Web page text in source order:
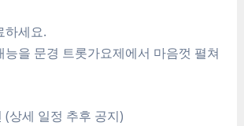
하세요.
능을 문경 트롯가요제에서 마음껏 펼쳐
(상세 일정 추후 공지)